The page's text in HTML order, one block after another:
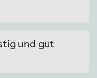
und gut